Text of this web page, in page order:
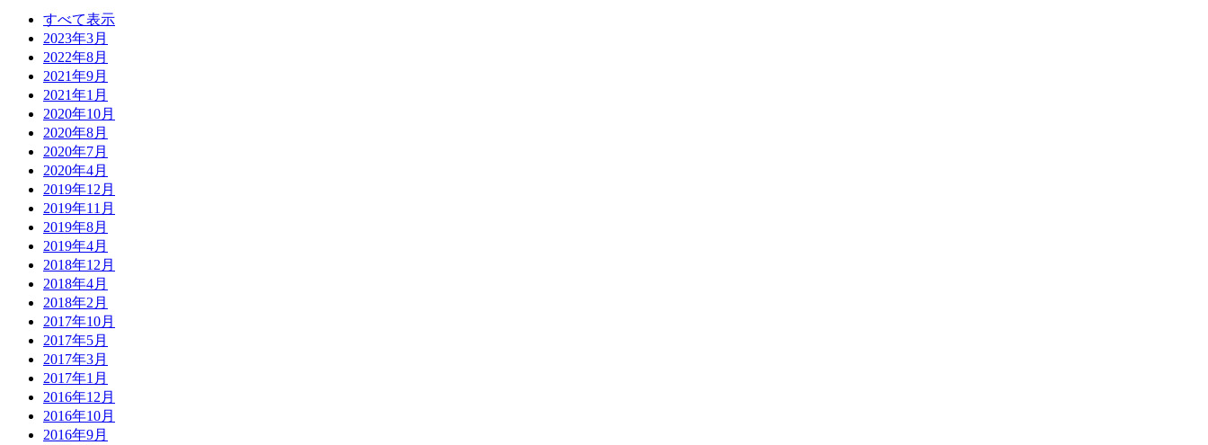
すべて表示
2023年3月
2022年8月
2021年9月
2021年1月
2020年10月
2020年8月
2020年7月
2020年4月
2019年12月
2019年11月
2019年8月
2019年4月
2018年12月
2018年4月
2018年2月
2017年10月
2017年5月
2017年3月
2017年1月
2016年12月
2016年10月
2016年9月